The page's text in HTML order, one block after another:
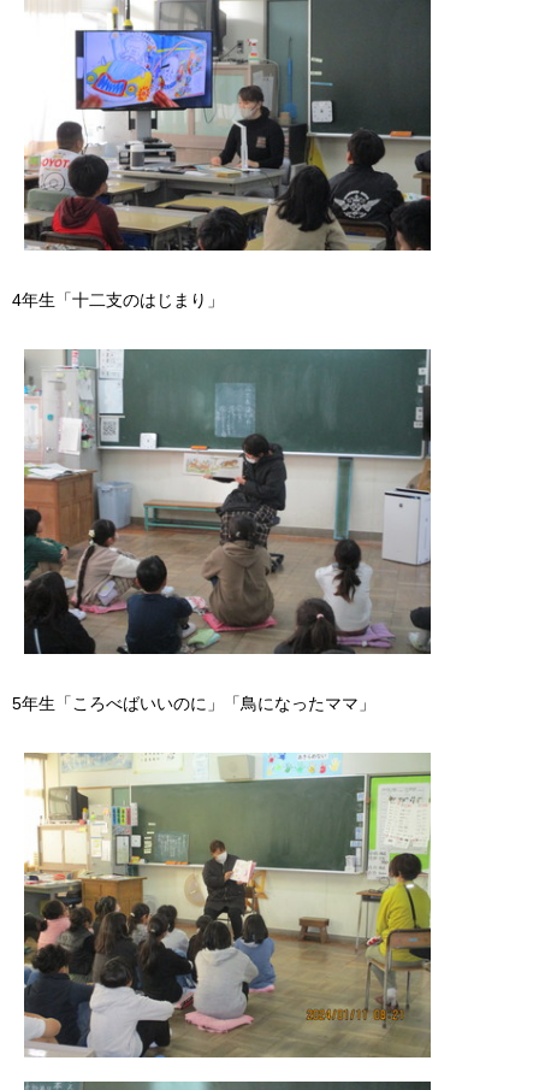
4年生「十二支のはじまり」
5年生「ころべばいいのに」「鳥になったママ」